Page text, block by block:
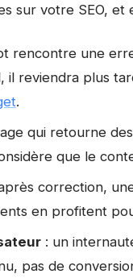
sur votre SEO,
rencontre une
reviendra plus
.
qui retourne
que le
correction,
en profitent
: un
pas de